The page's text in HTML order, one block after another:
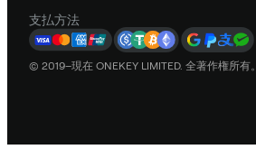
支払方法
© 2019–現在 ONEKEY LIMITED. 全著作権所有。